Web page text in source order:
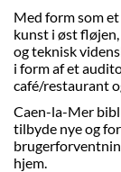
Med form som
kunst i øst
og teknisk
i form af et
café/restaurant
Caen-la-Mer
tilbyde nye og
hjem.